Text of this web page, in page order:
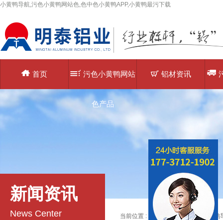
小黄鸭导航,污色小黄鸭网站色,色中色小黄鸭APP,小黄鸭最污下载
首页 污色小黄鸭网站
色产品
铝材资讯
新闻资讯
News Center 当前位置 : 主页 >铝材资讯>> 小黄